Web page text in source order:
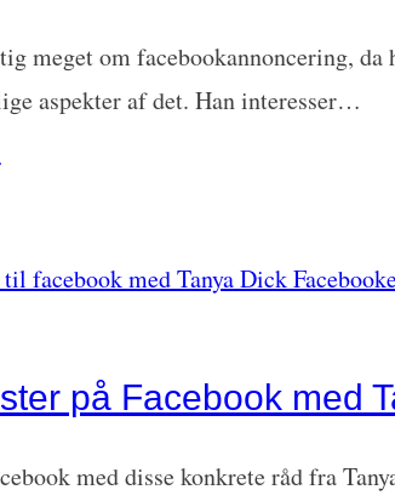
meget om facebookannoncering,
aspekter af det. Han interesser…
på Facebook med
med disse konkrete råd fra